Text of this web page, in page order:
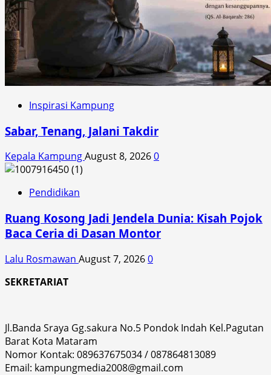
Inspirasi Kampung
Sabar, Tenang, Jalani Takdir
Kepala KampungAugust 8, 20260
Pendidikan
Ruang Kosong Jadi Jendela Dunia: Kisah Pojok
Baca Ceria di Dasan Montor
Lalu Rosmawan August 7, 20260
SEKRETARIAT
Jl.Banda Sraya Gg.sakura No.5 Pondok Indah Kel.Pagutan
Barat Kota Mataram
Nomor Kontak: 089637675034 / 087864813089
Email: kampungmedia2008@gmail.com